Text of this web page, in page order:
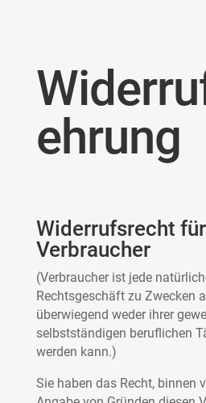
ehrung
Widerrufsrecht für
Verbraucher
(Verbraucher ist jede
Rechtsgeschäft zu Zwecken
überwiegend weder ihrer
selbstständigen beruflichen
werden kann.)
Sie haben das Recht, binnen